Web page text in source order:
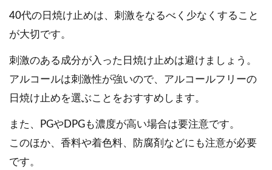
40代の日焼け止めは、刺激をなるべく少なくすること
が大切です。
刺激のある成分が入った日焼け止めは避けましょう。
アルコールは刺激性が強いので、アルコールフリーの
日焼け止めを選ぶことをおすすめします。
また、PGやDPGも濃度が高い場合は要注意です。
このほか、香料や着色料、防腐剤などにも注意が必要
です。